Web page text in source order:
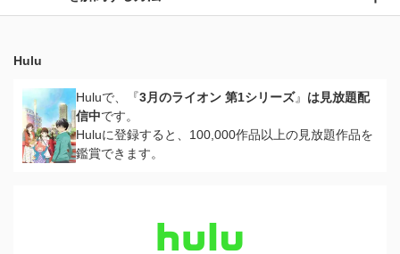
Hulu
Huluで、『3月のライオン 第1シリーズ』 は見放題配
信中です。
Huluに登録すると、100,000作品以上の見放題作品を
鑑賞できます。